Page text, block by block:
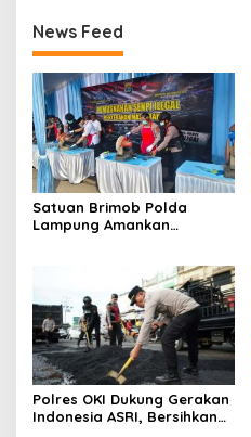
News Feed
Satuan Brimob Polda
Lampung Amankan
Amunisi Serahan
Masyarakat
Polres OKI Dukung Gerakan
Indonesia ASRI, Bersihkan